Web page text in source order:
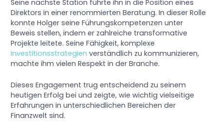
Seine nächste Station führte ihn in die Position eines
Direktors in einer renommierten Beratung. In dieser Rolle
konnte Holger seine Führungskompetenzen unter
Beweis stellen, indem er zahlreiche transformative
Projekte leitete. Seine Fähigkeit, komplexe
Investitionsstrategien verständlich zu kommunizieren,
machte ihm vielen Respekt in der Branche.
Dieses Engagement trug entscheidend zu seinem
heutigen Erfolg bei und zeigte, wie wichtig vielseitige
Erfahrungen in unterschiedlichen Bereichen der
Finanzwelt sind.